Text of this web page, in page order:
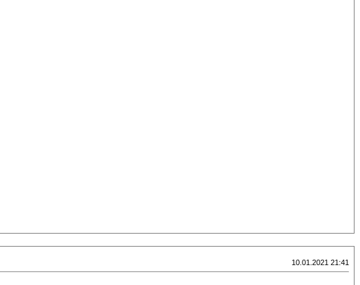
10.01.2021 21:41